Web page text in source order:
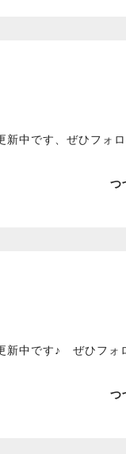
中です、ぜひフォ
つ
新中です♪ ぜひフォ
つ